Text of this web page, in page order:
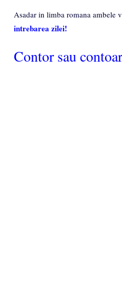
Asadar in limba romana ambele
intrebarea zilei!
Contor sau